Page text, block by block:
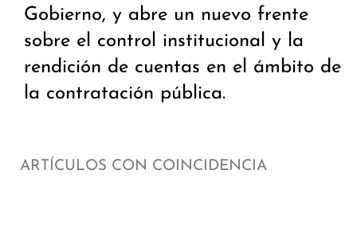
Gobierno, y abre un nuevo frente
sobre el control institucional y la
rendición de cuentas en el ámbito de
la contratación pública.
ARTÍCULOS CON COINCIDENCIA